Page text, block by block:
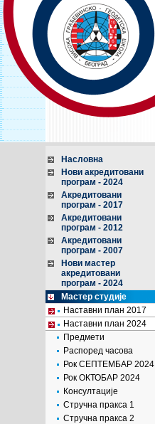
Насловна
Нови акредитовани
програм - 2024
Акредитовани
програм - 2017
Акредитовани
програм - 2012
Акредитовани
програм - 2007
Нови мастер
акредитовани
програм - 2024
Мастер студије
Наставни план 2017
Наставни план 2024
Предмети
Распоред часова
Рок СЕПТЕМБАР 2024
Рок ОКТОБАР 2024
Консултације
Стручна пракса 1
Стручна пракса 2